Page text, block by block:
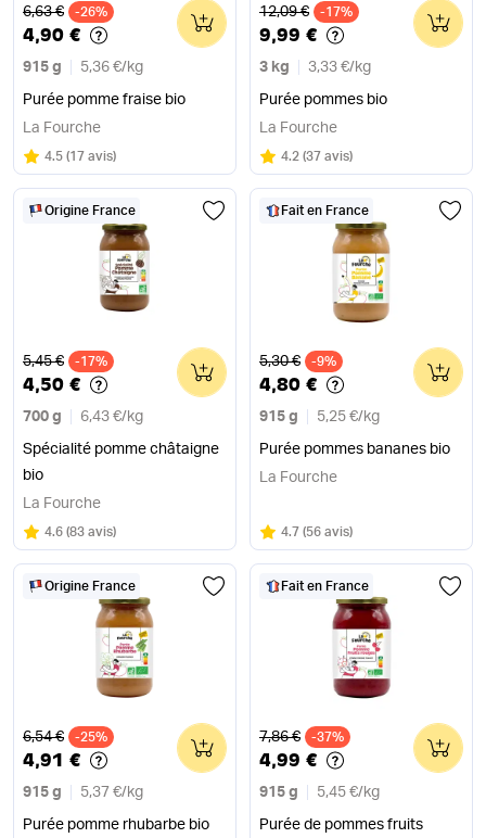
Ancien prix
6,63 € -26%
4,90 €
915 g 5,36 €/ kg
Purée pomme fraise bio
0
La Fourche
Note
4.5 sur 5
(17 avis)
Ancien prix
12,09 € -17%
9,99 €
3 kg 3,33 €/ kg
Purée pommes bio
0
La Fourche
Note
4.2 sur 5
(37 avis)
Origine France
Ancien prix
5,45 € -17%
4,50 €
700 g 6,43 €/ kg
Spécialité pomme châtaigne
bio
0
La Fourche
Note
4.6 sur 5
(83 avis)
Fait en France
Ancien prix
5,30 € -9%
4,80 €
915 g 5,25 €/ kg
Purée pommes bananes bio
0
La Fourche
Note
4.7 sur 5
(56 avis)
Origine France
Ancien prix
6,54 € -25%
4,91 €
915 g 5,37 €/ kg
Purée pomme rhubarbe bio
0
Fait en France
Ancien prix
7,86 € -37%
4,99 €
915 g 5,45 €/ kg
Purée de pommes fruits
0